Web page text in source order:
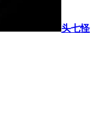
头七怪